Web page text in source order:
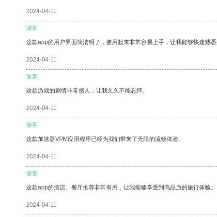
2024-04-11
游客
这款app的用户界面简洁明了，使用起来非常容易上手，让我能够快速熟
2024-04-11
游客
这款游戏的剧情非常感人，让我久久不能忘怀。
2024-04-11
游客
这款加速器VPM应用程序已经为我们带来了无限的流畅体验。
2024-04-11
游客
这款app的酒店、餐厅推荐非常有用，让我能够享受到高品质的旅行体验。
2024-04-11